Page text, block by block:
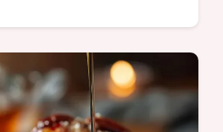
de la vanille Bourbon et
Découvrez cette recette de
framboise maison